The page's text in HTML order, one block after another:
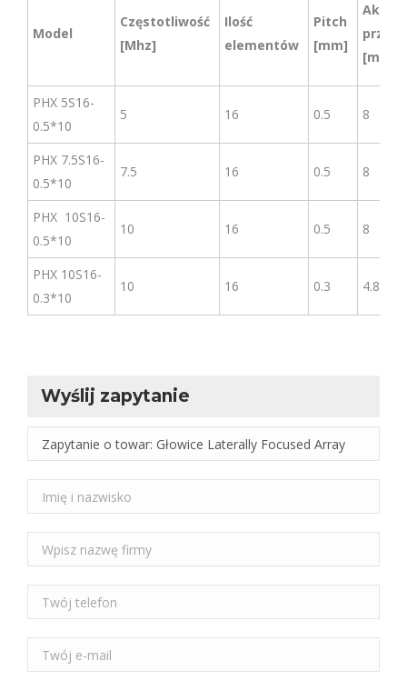
Model
Częstotliwość
[Mhz]
Ilość
elementów
Pitch
[mm]
[mm]
PHX 5S16-
0.5*10
5 16 0.5 8
PHX 7.5S16-
0.5*10
7.5 16 0.5 8
PHX 10S16-
0.5*10
10 16 0.5 8
PHX 10S16-
0.3*10
10 16 0.3 4.8
Wyślij zapytanie